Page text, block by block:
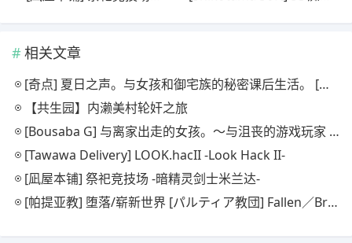
相关文章
[奇点] 夏日之声。与女孩和御宅族的秘密课后生活。 [シン・ギュラリティー] 夏ノ音。ギャルと、オタクと、秘密の放課後。
【共生园】内濑美村轮奸之旅
[Bousaba G] 与离家出走的女孩。〜与沮丧的游戏玩家 JK 一起生活〜
[Tawawa Delivery] LOOK.hacII -Look Hack II-
[凪屋本铺] 祭祀竞技场 -暗精灵剑士米兰达-
[帕提亚教] 堕落/崭新世界 [パルティア教団] Fallen／Brand New World